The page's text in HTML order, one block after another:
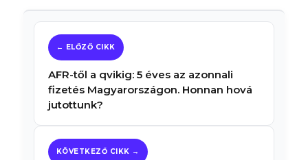
AFR-től a qvikig: 5 éves az azonnali
fizetés Magyarországon. Honnan hová
jutottunk?